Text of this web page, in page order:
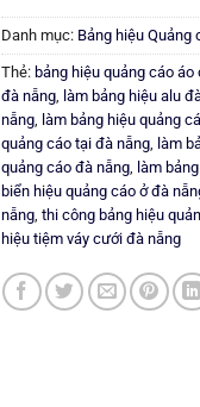
Danh mục: Bảng hiệu Quảng
Thẻ: bảng hiệu quảng cáo áo
đà nẵng, làm bảng hiệu alu
nẵng, làm bảng hiệu quảng
quảng cáo tại đà nẵng, làm
quảng cáo đà nẵng, làm
biển hiệu quảng cáo ở đà
nẵng, thi công bảng hiệu
hiệu tiệm váy cưới đà nẵng